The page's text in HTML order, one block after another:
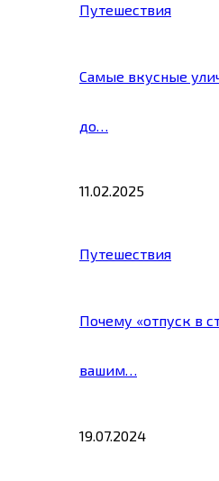
Путешествия
Самые вкусные
до…
11.02.2025
Путешествия
Почему «отпуск в
вашим…
19.07.2024